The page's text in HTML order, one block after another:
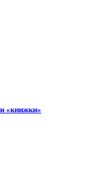
«книжки»